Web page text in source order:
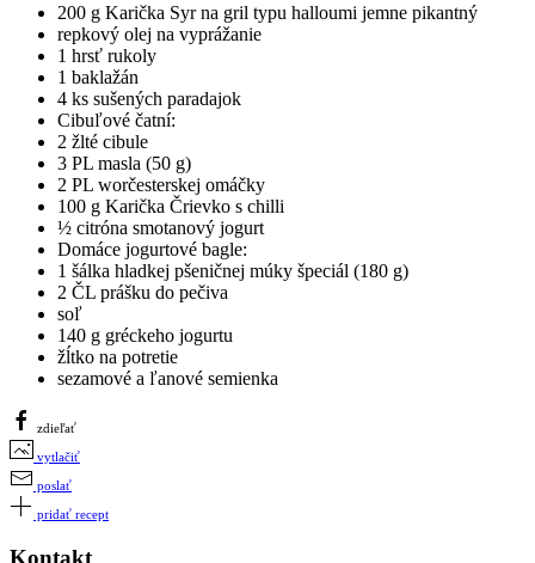
200 g Karička Syr na gril typu halloumi jemne pikantný
repkový olej na vyprážanie
1 hrsť rukoly
1 baklažán
4 ks sušených paradajok
Cibuľové čatní:
2 žlté cibule
3 PL masla (50 g)
2 PL worčesterskej omáčky
100 g Karička Črievko s chilli
½ citróna smotanový jogurt
Domáce jogurtové bagle:
1 šálka hladkej pšeničnej múky špeciál (180 g)
2 ČL prášku do pečiva
soľ
140 g gréckeho jogurtu
žĺtko na potretie
sezamové a ľanové semienka
zdieľať
vytlačiť
poslať
pridať recept